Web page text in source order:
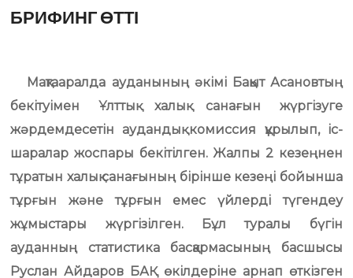
БРИФИНГ ӨТТІ
Мақтааралда ауданының әкімі Бақыт Асановтың
бекітуімен Ұлттық халық санағын жүргізуге
жәрдемдесетін аудандық комиссия құрылып, іс-
шаралар жоспары бекітілген. Жалпы 2 кезеңнен
тұратын халық санағының бірінше кезеңі бойынша
тұрғын және тұрғын емес үйлерді түгендеу
жұмыстары жүргізілген. Бұл туралы бүгін
ауданның статистика басқармасының басшысы
Руслан Айдаров БАҚ өкілдеріне арнап өткізген